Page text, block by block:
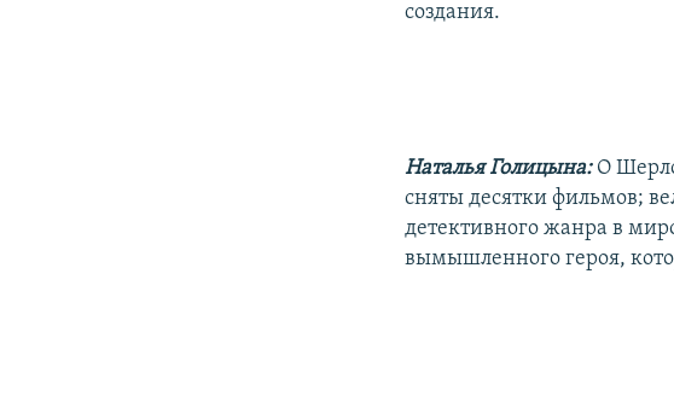
создания.
Наталья Голицына: О
сняты десятки фильмов;
детективного жанра в
вымышленного героя,